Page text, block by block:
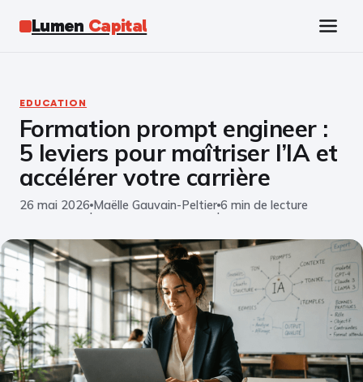
Lumen Capital
Business
Finance
Marketing
Éducation
Emploi
EDUCATION
Formation prompt engineer :
5 leviers pour maîtriser l’IA et
accélérer votre carrière
26 mai 2026
·
Maëlle Gauvain-Peltier
·
6 min de lecture